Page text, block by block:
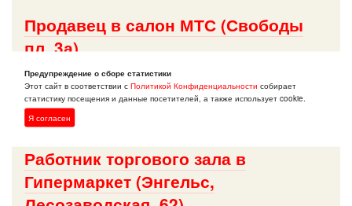
Продавец в салон МТС (Свободы
пл, 3а)
Работодатель:Розничная сеть МТС
Опубликовано:05.08.2026 Регион/Город:Энгельс
Работник торгового зала в
Гипермаркет (Энгельс,
Предупреждение о сборе статистики
Этот сайт в соответствии сПолитикой Конфиденциальности собирает
статистику посещения и данные посетителей, а также использует cookie.
Я согласен